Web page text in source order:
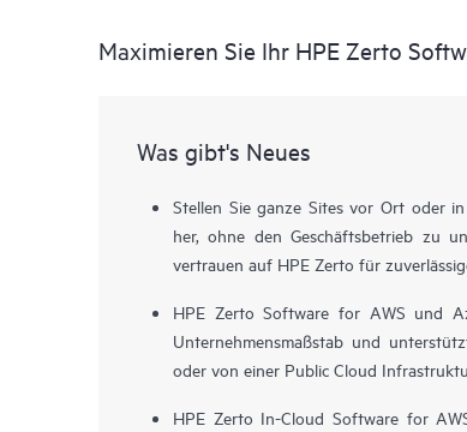
Maximieren Sie Ihr HPE Zerto
Was gibt's Neues
Stellen Sie ganze Sites vor Ort oder
her, ohne den Geschäftsbetrieb zu
vertrauen auf HPE Zerto für
HPE Zerto Software for AWS und
Unternehmensmaßstab und
oder von einer Public Cloud
HPE Zerto In-Cloud Software for